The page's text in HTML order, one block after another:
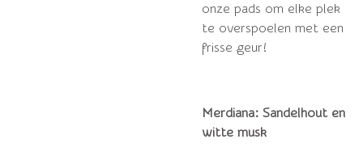
onze pads om elke plek
te overspoelen met een
frisse geur!
Merdiana: Sandelhout en
witte musk